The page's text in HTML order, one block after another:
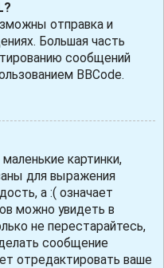
отправка и
Большая часть
сообщений
BBCode.
картинки,
для выражения
а :( означает
можно увидеть в
не перестарайтесь,
сообщение
отредактировать ваше